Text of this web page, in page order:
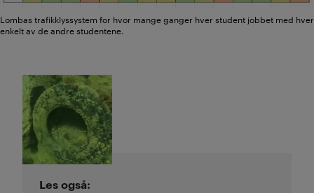
Lombas trafikklyssystem for hvor mange ganger hver student jobbet med hver
enkelt av de andre studentene.
Les også: